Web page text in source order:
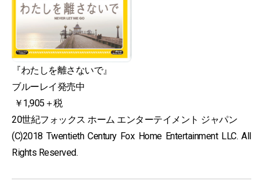
『わたしを離さないで』
ブルーレイ発売中
￥1,905＋税
20世紀フォックス ホーム エンターテイメント ジャパン
(C)2018 Twentieth Century Fox Home Entertainment LLC. All
Rights Reserved.